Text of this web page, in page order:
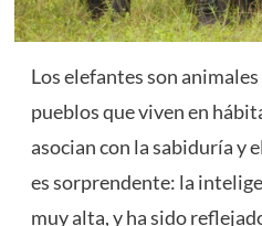
Los elefantes son
pueblos que viven en
asocian con la sabiduría y
es sorprendente: la
muy alta, y ha sido